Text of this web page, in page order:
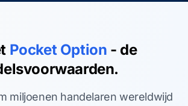
Pocket Option - de
miljoenen handelaren wereldwijd